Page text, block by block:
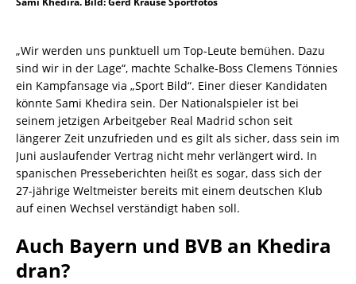
„Wir werden uns punktuell um Top-Leute bemühen. Dazu
sind wir in der Lage“, machte Schalke-Boss Clemens Tönnies
ein Kampfansage via „Sport Bild“. Einer dieser Kandidaten
könnte Sami Khedira sein. Der Nationalspieler ist bei
seinem jetzigen Arbeitgeber Real Madrid schon seit
längerer Zeit unzufrieden und es gilt als sicher, dass sein im
Juni auslaufender Vertrag nicht mehr verlängert wird. In
spanischen Presseberichten heißt es sogar, dass sich der
27-jährige Weltmeister bereits mit einem deutschen Klub
auf einen Wechsel verständigt haben soll.
Auch Bayern und BVB an Khedira
dran?